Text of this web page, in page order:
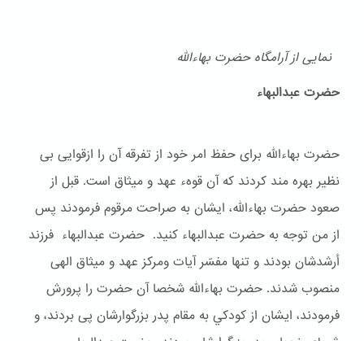
نمایی از آرامگاه حضرت بهاءالله
حضرت عبدالبهاء
حضرت بهاءالله برای حفظ امر خود از تفرقه آن را ازقوایی بی
نظیر بهره مند کردند که آن قوهء عهد و ميثاق است. قبل از
صعود حضرت بهاءالله، ایشان به صراحت مرقوم فرمودند پس
از من توجه به حضرت عبدالبهاء كنيد. حضرت عبدالبهاء فرزند
أرشدشان بودند و تنها مفسّر آيات ومركز عهد و ميثاق الهى
منصوب شدند. حضرت بهاءالله شخصا آن حضرت را پرورش
فرمودند، ايشان از كودكي به مقام پدر بزرگوارشان پى بردند، و